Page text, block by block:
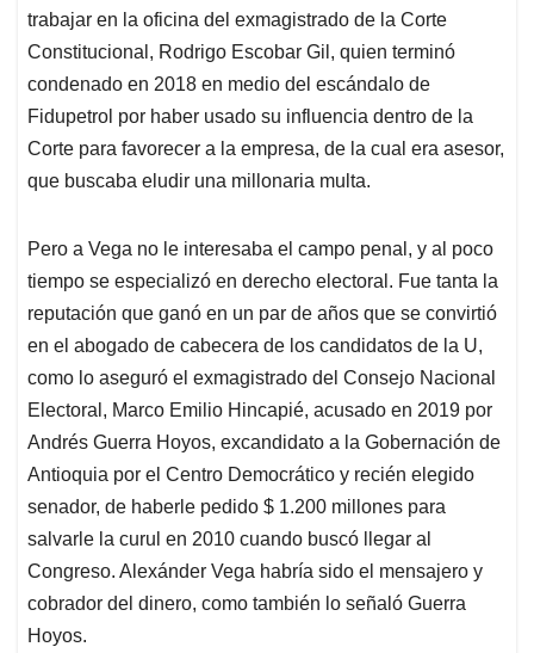
trabajar en la oficina del exmagistrado de la Corte
Constitucional, Rodrigo Escobar Gil, quien terminó
condenado en 2018 en medio del escándalo de
Fidupetrol por haber usado su influencia dentro de la
Corte para favorecer a la empresa, de la cual era asesor,
que buscaba eludir una millonaria multa.
Pero a Vega no le interesaba el campo penal, y al poco
tiempo se especializó en derecho electoral. Fue tanta la
reputación que ganó en un par de años que se convirtió
en el abogado de cabecera de los candidatos de la U,
como lo aseguró el exmagistrado del Consejo Nacional
Electoral, Marco Emilio Hincapié, acusado en 2019 por
Andrés Guerra Hoyos, excandidato a la Gobernación de
Antioquia por el Centro Democrático y recién elegido
senador, de haberle pedido $ 1.200 millones para
salvarle la curul en 2010 cuando buscó llegar al
Congreso. Alexánder Vega habría sido el mensajero y
cobrador del dinero, como también lo señaló Guerra
Hoyos.